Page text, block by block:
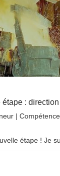
:
|
étape ! Je